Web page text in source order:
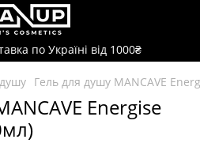
по Україні від 1000₴
Гель для душу MANCAVE
Energise